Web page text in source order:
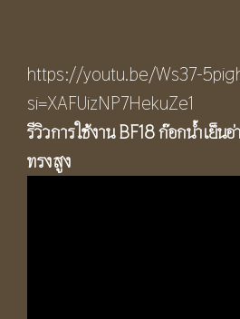
https://youtu.be/Ws37-
si=XAFUizNP7HekuZe1
รีวิวการใช้งาน BF18 ก๊อกน้ำเย็น
ทรงสูง